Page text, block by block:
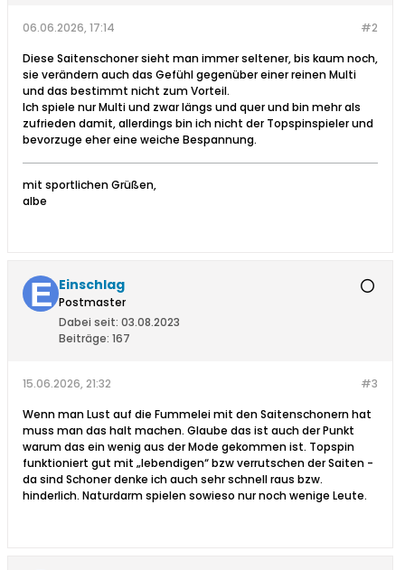
#2
06.06.2026, 17:14
Diese Saitenschoner sieht man immer seltener, bis kaum noch,
sie verändern auch das Gefühl gegenüber einer reinen Multi
und das bestimmt nicht zum Vorteil.
Ich spiele nur Multi und zwar längs und quer und bin mehr als
zufrieden damit, allerdings bin ich nicht der Topspinspieler und
bevorzuge eher eine weiche Bespannung.
mit sportlichen Grüßen,
albe
Einschlag
Postmaster
Dabei seit: 03.08.2023
Beiträge: 167
#3
15.06.2026, 21:32
Wenn man Lust auf die Fummelei mit den Saitenschonern hat
muss man das halt machen. Glaube das ist auch der Punkt
warum das ein wenig aus der Mode gekommen ist. Topspin
funktioniert gut mit „lebendigen“ bzw verrutschen der Saiten -
da sind Schoner denke ich auch sehr schnell raus bzw.
hinderlich. Naturdarm spielen sowieso nur noch wenige Leute.